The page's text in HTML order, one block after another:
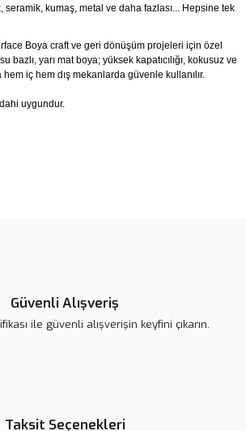
seramik, kumaş, metal ve daha fazlası... Hepsine tek
Boya craft ve geri dönüşüm projeleri için özel
bazlı, yarı mat boya; yüksek kapatıcılığı, kokusuz ve
hem iç hem dış mekanlarda güvenle kullanılır.
uygundur.
Güvenli Alışveriş
ile güvenli alışverişin keyfini çıkarın.
Taksit Seçenekleri